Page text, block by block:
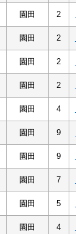
園田 2
園田 2
園田 2
園田 2
園田 4
園田 9
園田 9
園田 7
園田 5
園田 4